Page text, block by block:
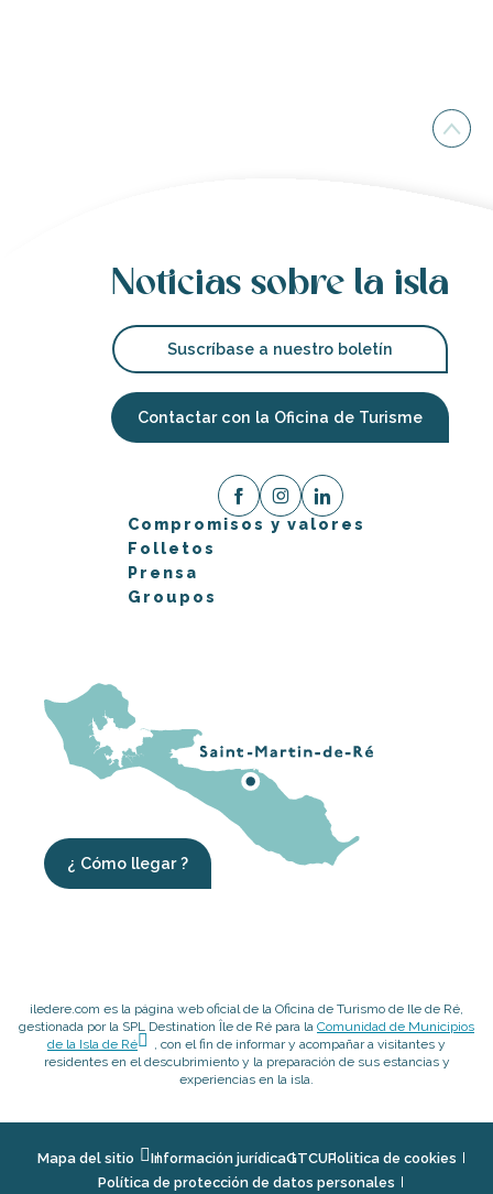
Noticias sobre la isla
Suscríbase a nuestro boletín
Contactar con la Oficina de Turisme
Compromisos y valores
Folletos
Prensa
Groupos
¿ Cómo llegar ?
iledere.com es la página web oficial de la Oficina de Turismo de Ile de Ré,
gestionada por la SPL Destination Île de Ré para la Comunidad de Municipios
de la Isla de Ré
, con el fin de informar y acompañar a visitantes y
residentes en el descubrimiento y la preparación de sus estancias y
experiencias en la isla.
Mapa del sitio Información jurídicaGTCUPolitica de cookies
Política de protección de datos personales